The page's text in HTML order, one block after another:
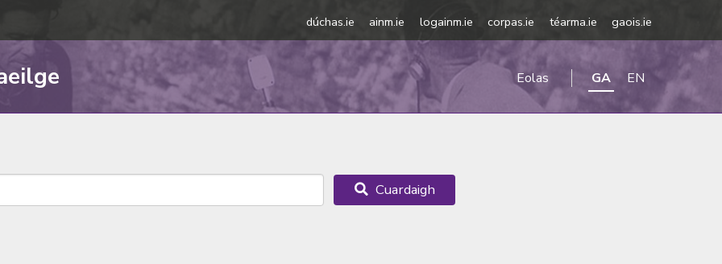
dúchas.ie ainm.ie logainm.ie corpas.ie téarma.ie gaois.ie
Eolas GA EN
Cuardaigh